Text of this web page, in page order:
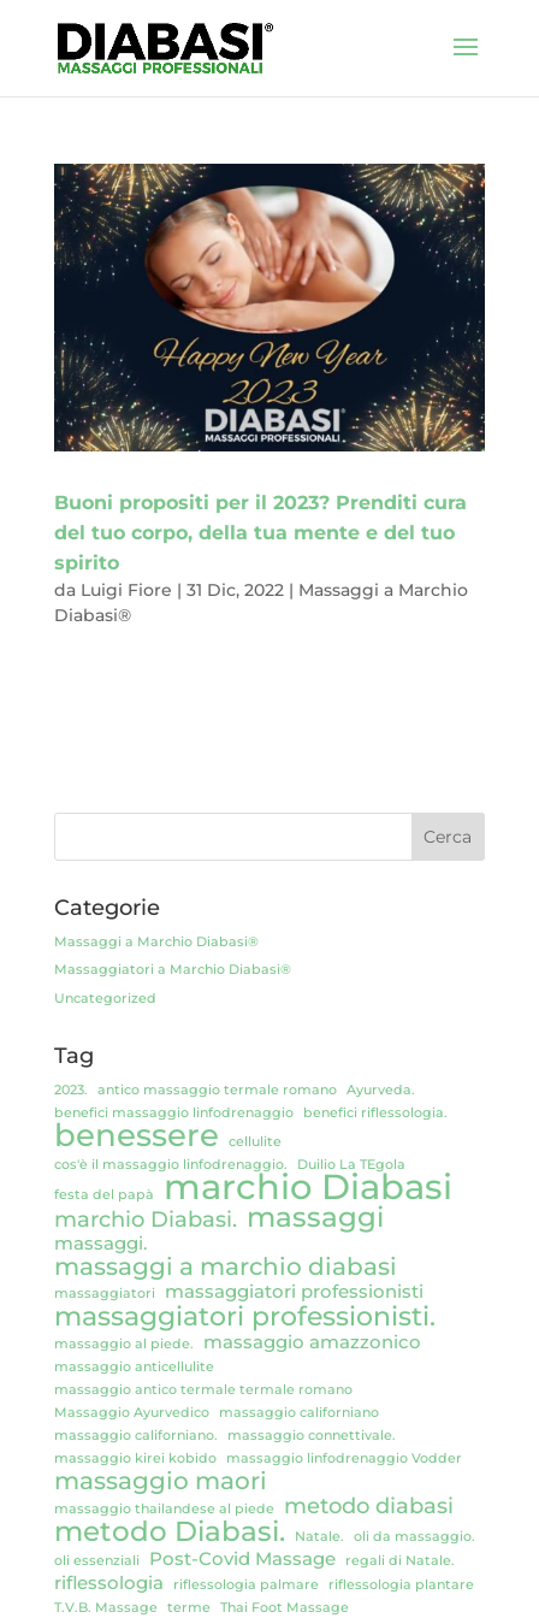
Buoni propositi per il 2023? Prenditi cura
del tuo corpo, della tua mente e del tuo
spirito
da Luigi Fiore | 31 Dic, 2022| Massaggi a Marchio
Diabasi®
Categorie
Massaggi a Marchio Diabasi®
Massaggiatori a Marchio Diabasi®
Uncategorized
Tag
2023. antico massaggio termale romano
Ayurveda.
benefici massaggio linfodrenaggio
benefici riflessologia.
benessere
cellulite
cos'è il massaggio linfodrenaggio.
Duilio La TEgola
festa del papà
marchio Diabasi
marchio Diabasi. massaggi
massaggi.
massaggi a marchio diabasi
massaggiatori massaggiatori professionisti
massaggiatori professionisti.
massaggio al piede. massaggio amazzonico
massaggio anticellulite
massaggio antico termale termale romano
Massaggio Ayurvedico
massaggio californiano
massaggio californiano.
massaggio connettivale.
massaggio kirei kobido
massaggio linfodrenaggio Vodder
massaggio maori
massaggio thailandese al piede metodo diabasi
metodo Diabasi. Natale.
oli da massaggio.
oli essenziali
Post-Covid Massage regali di Natale.
riflessologia riflessologia palmare
riflessologia plantare
T.V.B. Massage
terme Thai Foot Massage